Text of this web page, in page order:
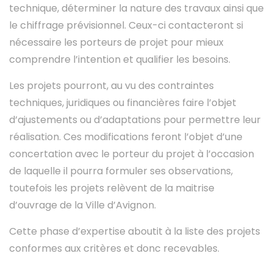
technique, déterminer la nature des travaux ainsi que
le chiffrage prévisionnel. Ceux-ci contacteront si
nécessaire les porteurs de projet pour mieux
comprendre l’intention et qualifier les besoins.
Les projets pourront, au vu des contraintes
techniques, juridiques ou financières faire l’objet
d’ajustements ou d’adaptations pour permettre leur
réalisation. Ces modifications feront l’objet d’une
concertation avec le porteur du projet à l’occasion
de laquelle il pourra formuler ses observations,
toutefois les projets relèvent de la maitrise
d’ouvrage de la Ville d’Avignon.
Cette phase d’expertise aboutit à la liste des projets
conformes aux critères et donc recevables.